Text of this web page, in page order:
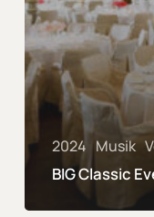
2024 Musik
BIG Classic